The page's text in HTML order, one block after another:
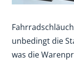
unbedingt die
was die